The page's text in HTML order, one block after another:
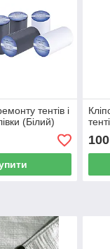
тентів і
(Білий)
100